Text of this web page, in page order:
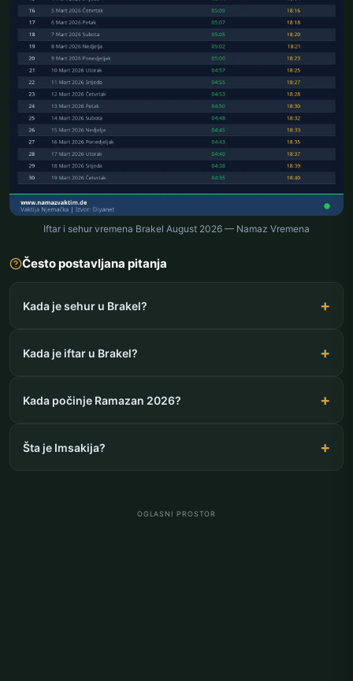
Iftar i sehur vremena Brakel August 2026 — Namaz Vremena
Često postavljana pitanja
Kada je sehur u Brakel?
Kada je iftar u Brakel?
Kada počinje Ramazan 2026?
Šta je Imsakija?
OGLASNI PROSTOR